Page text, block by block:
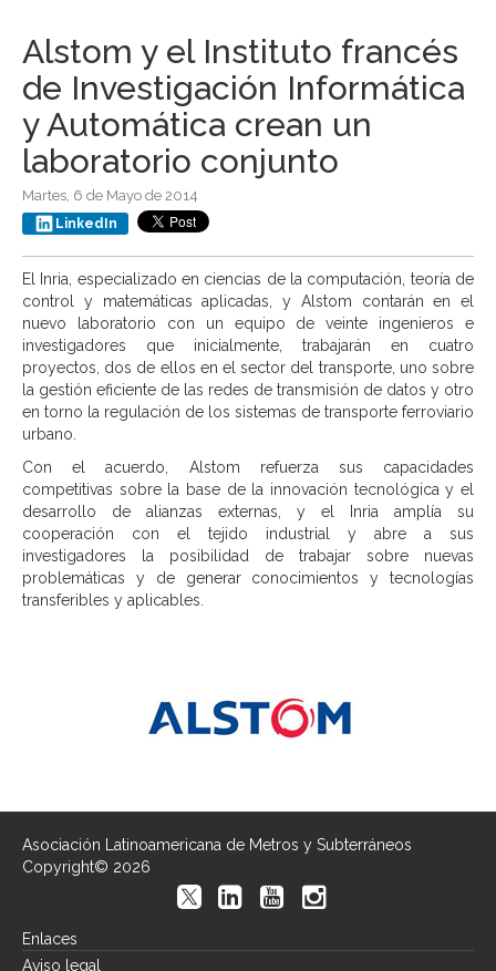
Alstom y el Instituto francés
de Investigación Informática
y Automática crean un
laboratorio conjunto
Martes, 6 de Mayo de 2014
LinkedIn
El Inria, especializado en ciencias de la computación, teoría de
control y matemáticas aplicadas, y Alstom contarán en el
nuevo laboratorio con un equipo de veinte ingenieros e
investigadores que inicialmente, trabajarán en cuatro
proyectos, dos de ellos en el sector del transporte, uno sobre
la gestión eficiente de las redes de transmisión de datos y otro
en torno la regulación de los sistemas de transporte ferroviario
urbano.
Con el acuerdo, Alstom refuerza sus capacidades
competitivas sobre la base de la innovación tecnológica y el
desarrollo de alianzas externas, y el Inria amplía su
cooperación con el tejido industrial y abre a sus
investigadores la posibilidad de trabajar sobre nuevas
problemáticas y de generar conocimientos y tecnologías
transferibles y aplicables.
Asociación Latinoamericana de Metros y Subterráneos
Copyright© 2026
Enlaces
Aviso legal